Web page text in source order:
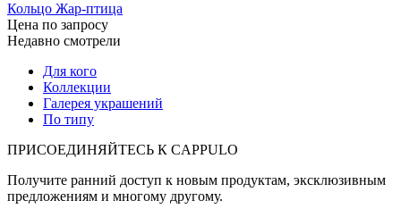
Кольцо Жар-птица
Цена по запросу
Недавно смотрели
Для кого
Коллекции
Галерея украшений
По типу
ПРИСОЕДИНЯЙТЕСЬ К CAPPULO
Получите ранний доступ к новым продуктам, эксклюзивным
предложениям и многому другому.